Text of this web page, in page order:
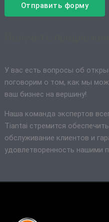
Отправить форму
У вас есть вопросы об
поговорим о том, как мы
ваш бизнес на вершину!
Наша команда экспертов
Tiantai стремится
обслуживание клиентов и
удовлетворенность нашими